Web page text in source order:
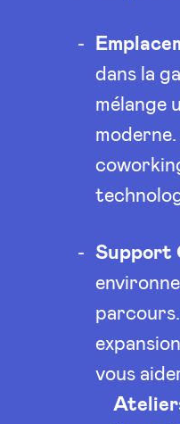
dans la
mélange
Support
vous